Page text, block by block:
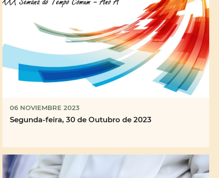
06 NOVIEMBRE 2023
Segunda-feira, 30 de Outubro de 2023